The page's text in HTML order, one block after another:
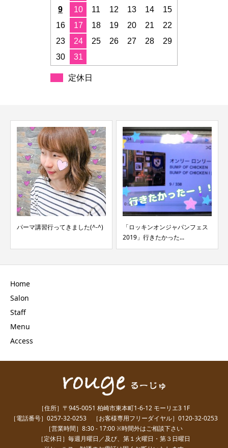
9
10 11 12 13 14
15
16
17 18 19 20 21
22
23
24 25 26 27 28
29
30
31
定休日
パーマ講習行ってきました(^-^)
「ロッキンオンジャパンフェス
2019」行きたかった...
Home
Salon
Staff
Menu
Access
［住所］〒945-0051 柏崎市東本町1-6-12 モーリエ3 1F
［電話番号］0257-32-0253 ［お客様専用フリーダイヤル］0120-32-0253
［営業時間］8:30 - 17:00 ※時間外はご相談下さい
［定休日］毎週月曜日／及び、第１火曜日・第３日曜日